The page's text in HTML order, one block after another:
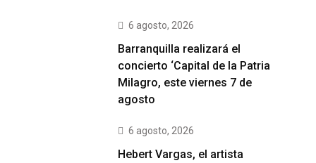
6 agosto, 2026
Barranquilla realizará el
concierto ‘Capital de la Patria
Milagro, este viernes 7 de
agosto
6 agosto, 2026
Hebert Vargas, el artista